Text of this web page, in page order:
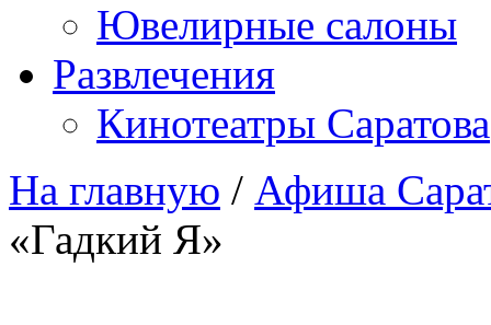
Ювелирные салоны
Развлечения
Кинотеатры Саратова
На главную / Афиша
«Гадкий Я»